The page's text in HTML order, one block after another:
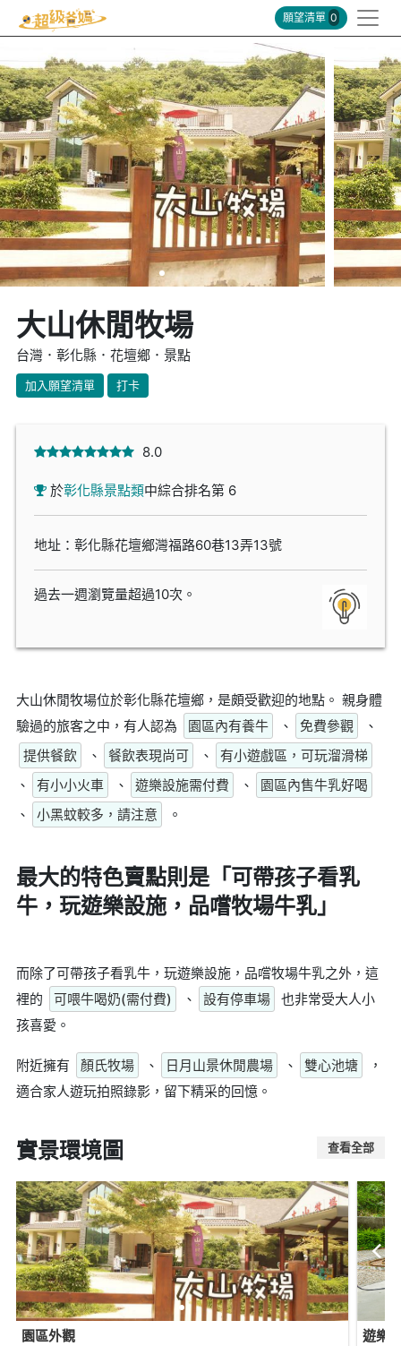
願望清單 0
大山休閒牧場
台灣．彰化縣．花壇鄉．景點
加入願望清單 打卡
8.0
於彰化縣景點類中綜合排名第 6
地址：彰化縣花壇鄉灣福路60巷13弄13號
過去一週瀏覽量超過10次。
大山休閒牧場位於彰化縣花壇鄉，是頗受歡迎的地點。 親身體
驗過的旅客之中，有人認為
園區內有養牛 、 免費參觀
、
提供餐飲
、 餐飲表現尚可 、
有小遊戲區，可玩溜滑梯
、
有小小火車 、 遊樂設施需付費 、
園區內售牛乳好喝
、
小黑蚊較多，請注意 。
最大的特色賣點則是「可帶孩子看乳
牛，玩遊樂設施，品嚐牧場牛乳」
而除了可帶孩子看乳牛，玩遊樂設施，品嚐牧場牛乳之外，這
裡的
可喂牛喝奶(需付費) 、 設有停車場
也非常受大人小
孩喜愛。
附近擁有 顏氏牧場 、 日月山景休閒農場 、 雙心池塘
，
適合家人遊玩拍照錄影，留下精采的回憶。
實景環境圖 查看全部
園區外觀 遊樂